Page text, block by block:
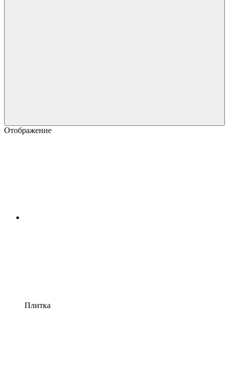
Отображение
Плитка